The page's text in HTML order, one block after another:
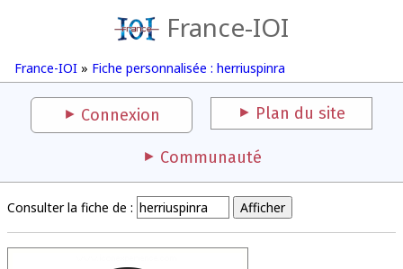
France-IOI
France-IOI » Fiche personnalisée : herriuspinra
Connexion Plan du site
Communauté
Consulter la fiche de :